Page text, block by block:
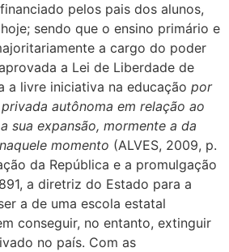
pelos pais dos alunos,
sendo que o ensino primário e
a cargo do poder
a Lei de Liberdade de
a livre iniciativa na educação por
autônoma em relação ao
sua expansão, mormente a da
momento (ALVES, 2009, p.
da República e a promulgação
a diretriz do Estado para a
a de uma escola estatal
conseguir, no entanto, extinguir
no país. Com as